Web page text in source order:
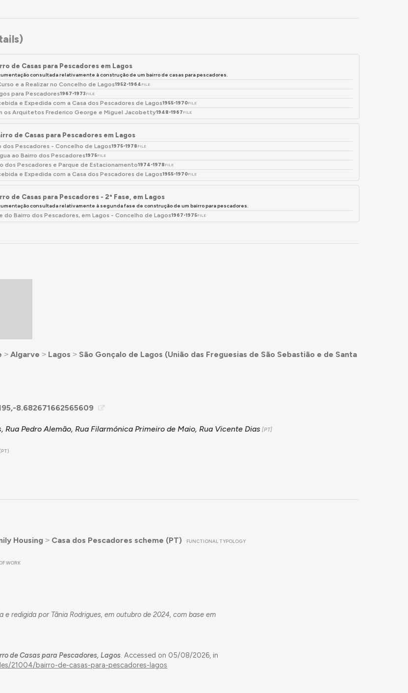
de Casas para Pescadores em Lagos
consultada relativamente à construção de um bairro de casas para pescadores.
e a Realizar no Concelho de Lagos1952-1964 FILE
para Pescadores1967-1973 FILE
e Expedida com a Casa dos Pescadores de Lagos1955-1970FILE
os Arquitetos Frederico George e Miguel Jacobetty1948-1967 FILE
de Casas para Pescadores em Lagos
dos Pescadores - Concelho de Lagos1975-1978 FILE
ao Bairro dos Pescadores1975FILE
dos Pescadores e Parque de Estacionamento1974-1978 FILE
e Expedida com a Casa dos Pescadores de Lagos1955-1970FILE
de Casas para Pescadores - 2ª Fase, em Lagos
consultada relativamente à segunda fase de construção de um bairro para pescadores.
do Bairro dos Pescadores, em Lagos - Concelho de Lagos1967-1975FILE
˃ Algarve ˃ Lagos ˃ São Gonçalo de Lagos (União das Freguesias de São Sebastião e de Santa
8.682671662565609
Rua Pedro Alemão, Rua Filarmónica Primeiro de Maio, Rua Vicente Dias
Housing ˃ Casa dos Pescadores scheme (PT) FUNCTIONAL TYPOLOGY
WORK
redigida por Tânia Rodrigues, em outubro de 2024, com base em
de Casas para Pescadores, Lagos. Accessed on 05/08/2026, in
21004/bairro-de-casas-para-pescadores-lagos